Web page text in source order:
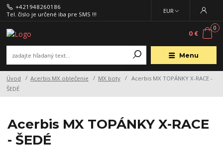
Menu
EUR
+421948260186
Tel. číslo je určené iba pre SMS !!!
0
0 €
Úvod Acerbis MX oblečenie MX boty
Acerbis MX TOPÁNKY X-RACE -
ŠEDÉ
Acerbis MX TOPÁNKY X-RACE
- ŠEDÉ